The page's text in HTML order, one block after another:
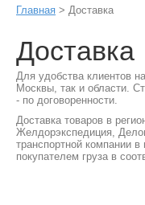
Главная > Доставка
Доставка
Для удобства клиентов
Москвы, так и области.
- по договоренности.
Доставка товаров в
Желдорэкспедиция,
транспортной компании
покупателем груза в